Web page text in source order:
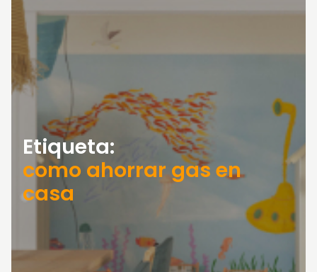
Etiqueta:
como ahorrar gas en
casa